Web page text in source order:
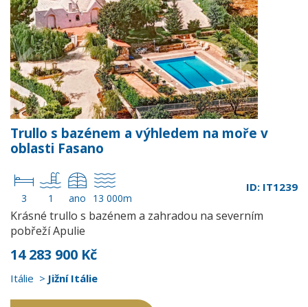
Trullo s bazénem a výhledem na moře v
oblasti Fasano
3 1 ano 13 000m
ID: IT1239
Krásné trullo s bazénem a zahradou na severním
pobřeží Apulie
14 283 900 Kč
Itálie Jižní Itálie